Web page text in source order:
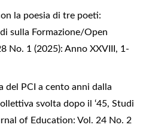
la poesia di tre poeti:
sulla Formazione/Open
No. 1 (2025): Anno XXVIII, 1-
del PCI a cento anni dalla
svolta dopo il ‘45, Studi
of Education: Vol. 24 No. 2